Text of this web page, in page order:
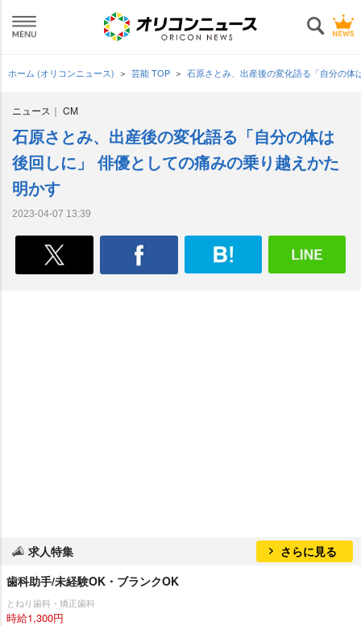
ホーム (オリコンニュース) 芸能 TOP 石原さとみ、出産後の変化語る「自分の
ニュース CM
石原さとみ、出産後の変化語る「自分の体は
後回しに」 俳優としての痛みの乗り越えかた
明かす
2023-04-07 13:39
求人特集
さらに見る
歯科助手/未経験OK・ブランクOK
とねり歯科・矯正歯科
時給1,300円